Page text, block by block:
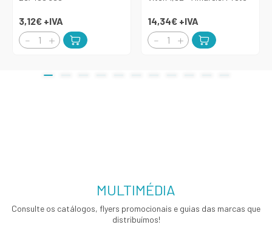
3,12€ +IVA 14,34€ +IVA
MULTIMÉDIA
Consulte os catálogos, flyers promocionais e guias das marcas que
distribuímos!